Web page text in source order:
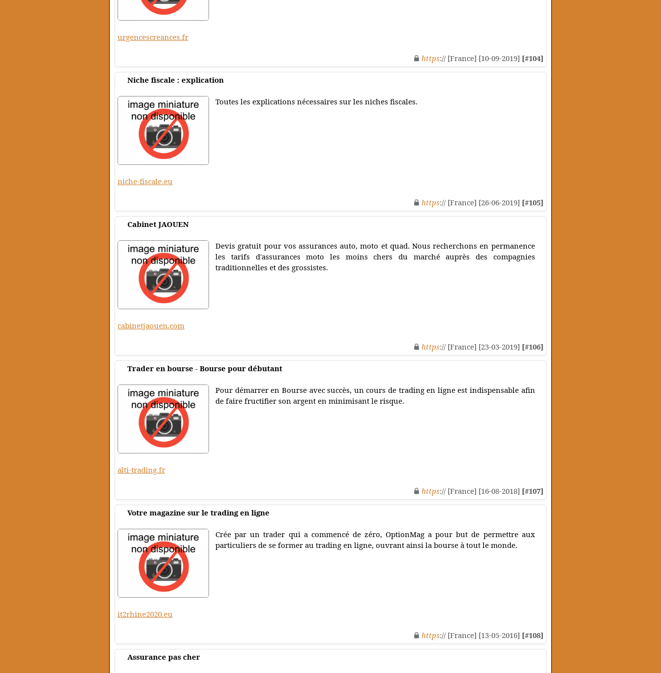
urgencescreances.fr
https:// [France] [10-09-2019] [#104]
Niche fiscale : explication
Toutes les explications nécessaires sur les niches fiscales.
niche-fiscale.eu
https:// [France] [26-06-2019] [#105]
Cabinet JAOUEN
Devis gratuit pour vos assurances auto, moto et quad. Nous recherchons en permanence
les tarifs d'assurances moto les moins chers du marché auprès des compagnies
traditionnelles et des grossistes.
cabinetjaouen.com
https:// [France] [23-03-2019] [#106]
Trader en bourse - Bourse pour débutant
Pour démarrer en Bourse avec succès, un cours de trading en ligne est indispensable afin
de faire fructifier son argent en minimisant le risque.
alti-trading.fr
https:// [France] [16-08-2018] [#107]
Votre magazine sur le trading en ligne
Crée par un trader qui a commencé de zéro, OptionMag a pour but de permettre aux
particuliers de se former au trading en ligne, ouvrant ainsi la bourse à tout le monde.
it2rhine2020.eu
https:// [France] [13-05-2016] [#108]
Assurance pas cher